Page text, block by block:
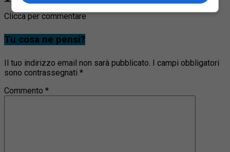
Clicca per commentare
Tu cosa ne pensi?
Il tuo indirizzo email non sarà pubblicato. I campi obbligatori
sono contrassegnati *
Commento *